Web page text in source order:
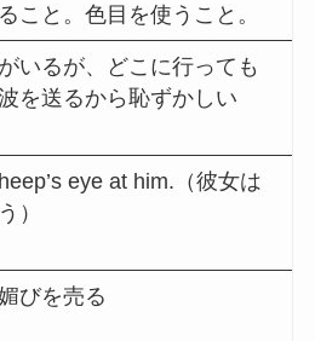
こと。色目を使うこと。
いるが、どこに行っても
を送るから恥ずかしい
eye at him.（彼女は
）
びを売る